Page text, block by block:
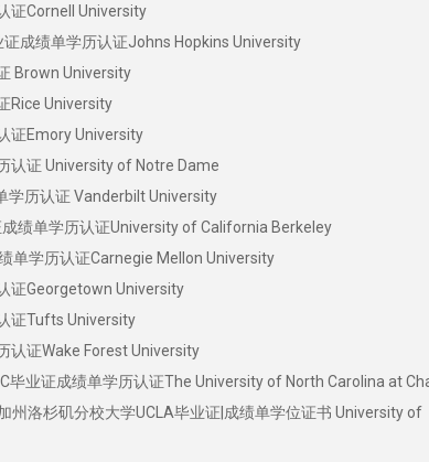
证Cornell University
成绩单学历认证Johns Hopkins University
Brown University
Rice University
证Emory University
认证 University of Notre Dame
学历认证 Vanderbilt University
绩单学历认证University of California Berkeley
单学历认证Carnegie Mellon University
证Georgetown University
证Tufts University
认证Wake Forest University
毕业证成绩单学历认证The University of North Carolina at
州洛杉矶分校大学UCLA毕业证|成绩单学位证书 University of